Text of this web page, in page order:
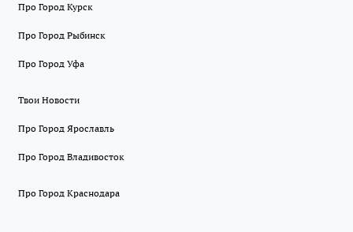
Про Город Курск
Про Город Рыбинск
Про Город Уфа
Твои Новости
Про Город Ярославль
Про Город Владивосток
Про Город Краснодара